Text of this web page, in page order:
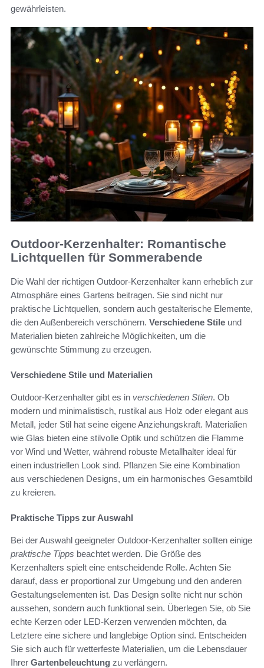
gewährleisten.
Outdoor-Kerzenhalter: Romantische
Lichtquellen für Sommerabende
Die Wahl der richtigen Outdoor-Kerzenhalter kann erheblich zur
Atmosphäre eines Gartens beitragen. Sie sind nicht nur
praktische Lichtquellen, sondern auch gestalterische Elemente,
die den Außenbereich verschönern. Verschiedene Stile und
Materialien bieten zahlreiche Möglichkeiten, um die
gewünschte Stimmung zu erzeugen.
Verschiedene Stile und Materialien
Outdoor-Kerzenhalter gibt es in verschiedenen Stilen. Ob
modern und minimalistisch, rustikal aus Holz oder elegant aus
Metall, jeder Stil hat seine eigene Anziehungskraft. Materialien
wie Glas bieten eine stilvolle Optik und schützen die Flamme
vor Wind und Wetter, während robuste Metallhalter ideal für
einen industriellen Look sind. Pflanzen Sie eine Kombination
aus verschiedenen Designs, um ein harmonisches Gesamtbild
zu kreieren.
Praktische Tipps zur Auswahl
Bei der Auswahl geeigneter Outdoor-Kerzenhalter sollten einige
praktische Tipps beachtet werden. Die Größe des
Kerzenhalters spielt eine entscheidende Rolle. Achten Sie
darauf, dass er proportional zur Umgebung und den anderen
Gestaltungselementen ist. Das Design sollte nicht nur schön
aussehen, sondern auch funktional sein. Überlegen Sie, ob Sie
echte Kerzen oder LED-Kerzen verwenden möchten, da
Letztere eine sichere und langlebige Option sind. Entscheiden
Sie sich auch für wetterfeste Materialien, um die Lebensdauer
Ihrer Gartenbeleuchtung zu verlängern.